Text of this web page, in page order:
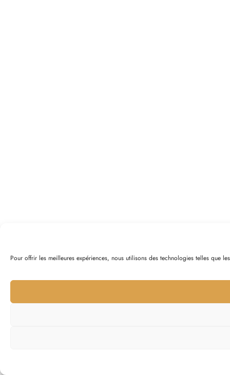
Pour offrir les meilleures expériences, nous utilisons des technologies telles que